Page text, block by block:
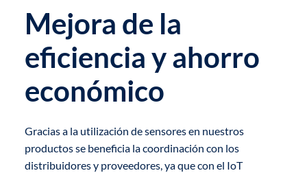
Mejora de la
eficiencia y ahorro
económico
Gracias a la utilización de sensores en nuestros
productos se beneficia la coordinación con los
distribuidores y proveedores, ya que con el IoT